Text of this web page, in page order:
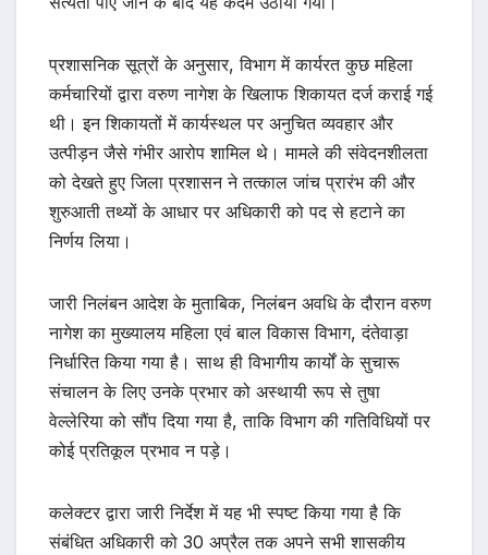
प्रशासनिक सूत्रों के अनुसार, विभाग में कार्यरत कुछ महिला
कर्मचारियों द्वारा वरुण नागेश के खिलाफ शिकायत दर्ज कराई गई
थी। इन शिकायतों में कार्यस्थल पर अनुचित व्यवहार और
उत्पीड़न जैसे गंभीर आरोप शामिल थे। मामले की संवेदनशीलता
को देखते हुए जिला प्रशासन ने तत्काल जांच प्रारंभ की और
शुरुआती तथ्यों के आधार पर अधिकारी को पद से हटाने का
निर्णय लिया।
जारी निलंबन आदेश के मुताबिक, निलंबन अवधि के दौरान वरुण
नागेश का मुख्यालय महिला एवं बाल विकास विभाग, दंतेवाड़ा
निर्धारित किया गया है। साथ ही विभागीय कार्यों के सुचारू
संचालन के लिए उनके प्रभार को अस्थायी रूप से तुषा
वेल्लेरिया को सौंप दिया गया है, ताकि विभाग की गतिविधियों पर
कोई प्रतिकूल प्रभाव न पड़े।
कलेक्टर द्वारा जारी निर्देश में यह भी स्पष्ट किया गया है कि
संबंधित अधिकारी को 30 अप्रैल तक अपने सभी शासकीय